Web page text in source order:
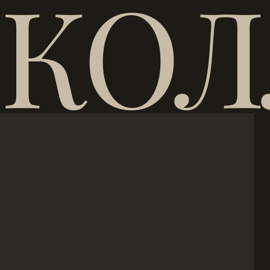
конкретные позиции по
Про монтаж. Малый формат
Заранее закладывайте время